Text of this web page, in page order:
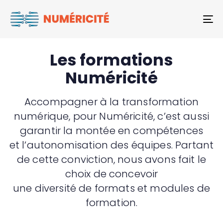
Les formations
Numéricité
Accompagner à la transformation
numérique, pour Numéricité, c’est aussi
garantir la montée en compétences
et l’autonomisation des équipes. Partant
de cette conviction, nous avons fait le
choix de concevoir
une diversité de formats et modules de
formation.